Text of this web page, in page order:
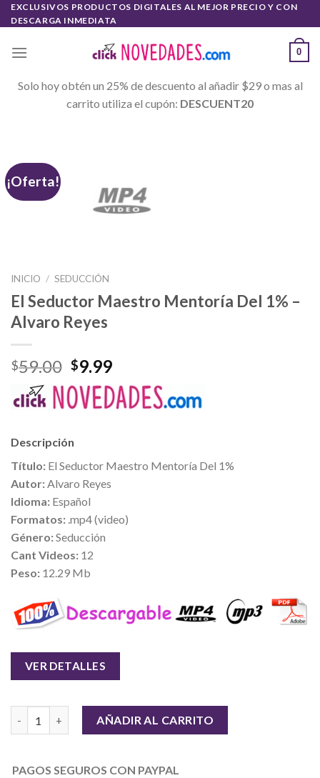
Skip
to
EXCLUSIVOS PRODUCTOS DIGITALES AL MEJOR PRECIO Y CON
DESCARGA INMEDIATA
0
Solo hoy obtén un 25% de descuento al añadir $29 o mas al
carrito utiliza el cupón: DESCUENT20
¡Oferta!
INICIO / SEDUCCIÓN
El Seductor Maestro Mentoría Del 1% –
Alvaro Reyes
$59.00 $9.99
Descripción
Título: El Seductor Maestro Mentoría Del 1%
Autor:Alvaro Reyes
Idioma: Español
Formatos: .mp4 (video)
Género:Seducción
Cant Videos: 12
Peso: 12.29 Mb
VER DETALLES
AÑADIR AL CARRITO
PAGOS SEGUROS CON PAYPAL